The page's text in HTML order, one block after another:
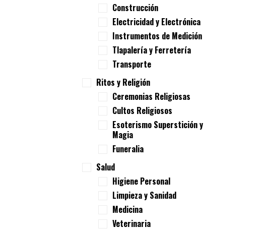
Construcción
Electricidad y Electrónica
Instrumentos de Medición
Tlapalería y Ferretería
Transporte
Ritos y Religión
Ceremonias Religiosas
Cultos Religiosos
Esoterismo Superstición y
Magia
Funeralia
Salud
Higiene Personal
Limpieza y Sanidad
Medicina
Veterinaria